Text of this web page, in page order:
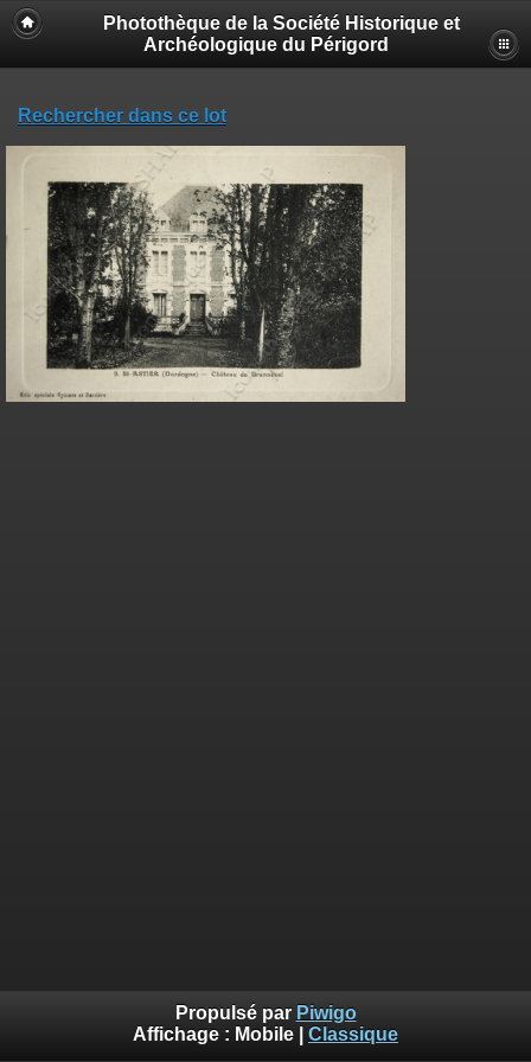
Photothèque de la Société Historique et
Archéologique du Périgord
Rechercher dans ce lot
Propulsé par Piwigo
Affichage : Mobile Classique